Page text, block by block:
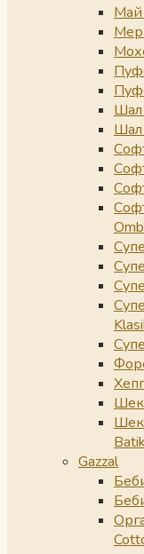
Май
Шал
Шал
Batik
Gazzal